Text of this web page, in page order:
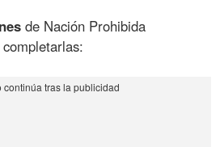
de Nación Prohibida